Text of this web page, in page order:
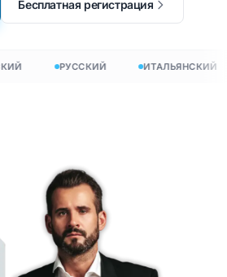
Бесплатная регистрация
РУССКИЙ ИТАЛЬЯНСКИЙ